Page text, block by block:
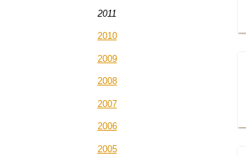
2011
2010
2009
2008
2007
2006
2005